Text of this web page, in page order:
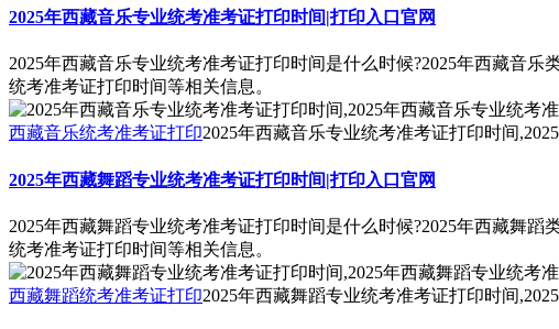
2025年西藏音乐专业统考准考证打印时间|打印入口官网
2025年西藏音乐专业统考准考证打印时间是什么时候?2025年西藏音
统考准考证打印时间等相关信息。
西藏音乐统考准考证打印2025年西藏音乐专业统考准考证打印时间
2025年西藏舞蹈专业统考准考证打印时间|打印入口官网
2025年西藏舞蹈专业统考准考证打印时间是什么时候?2025年西藏舞
统考准考证打印时间等相关信息。
西藏舞蹈统考准考证打印2025年西藏舞蹈专业统考准考证打印时间